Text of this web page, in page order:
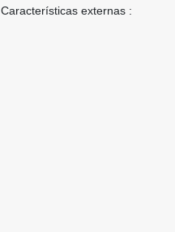
Características externas :